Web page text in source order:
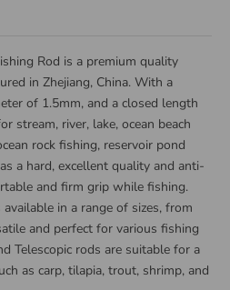
Rod is a premium quality
in Zhejiang, China. With a
of 1.5mm, and a closed length
stream, river, lake, ocean beach
rock fishing, reservoir pond
a hard, excellent quality and anti-
and firm grip while fishing.
in a range of sizes, from
and perfect for various fishing
Telescopic rods are suitable for a
as carp, tilapia, trout, shrimp, and